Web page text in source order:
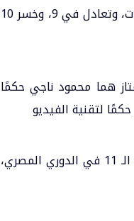
يحتل فاركو المركز السادس عشر برصيد 21 نقطة من 23 مباراة، حيث فاز في 4 لقاءات، وتعادل في 9، وخسر 10
الـ11 للدوري المصري الممتاز هما محمود ناجي حكمًا
لتقنية الفيديو
يضم تشكيل فريق الأهلي الرسمي ضد فاركو اليوم في المباراة المؤجلة من الجولة الـ 11 في الدوري المصري،